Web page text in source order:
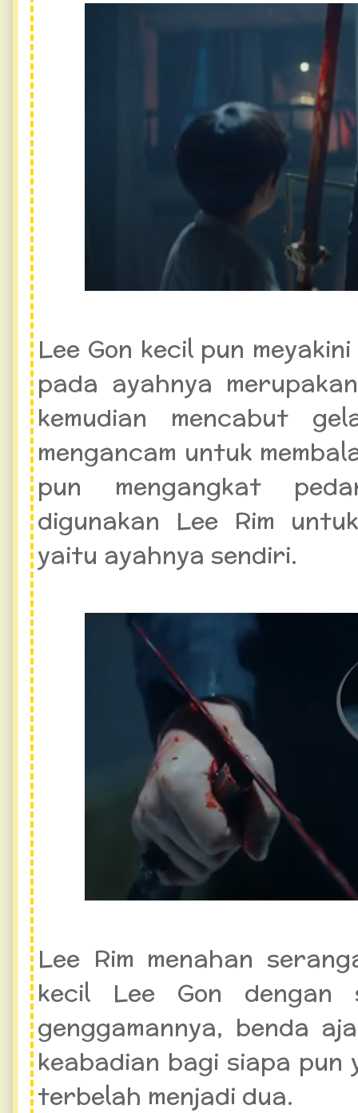
Lee Gon kecil pun
pada ayahnya
kemudian mencabut
mengancam untuk
pun mengangkat
digunakan Lee Rim
yaitu ayahnya sendiri.
Lee Rim menahan
kecil Lee Gon dengan
genggamannya, benda
keabadian bagi siapa pun
terbelah menjadi dua.